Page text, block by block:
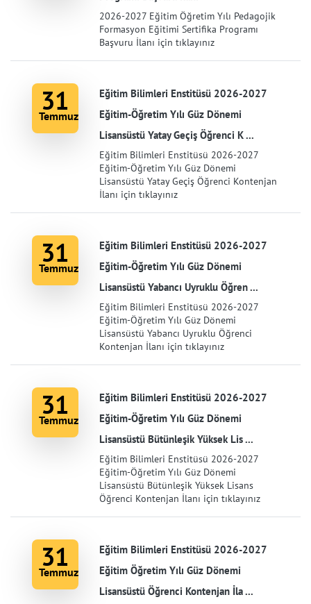
2026-2027 Eğitim Öğretim Yılı Pedagojik
Formasyon Eğitimi Sertifika Programı
Başvuru İlanı için tıklayınız
31
Temmuz
Eğitim Bilimleri Enstitüsü 2026-2027
Eğitim-Öğretim Yılı Güz Dönemi
Lisansüstü Yatay Geçiş Öğrenci K ...
Eğitim Bilimleri Enstitüsü 2026-2027
Eğitim-Öğretim Yılı Güz Dönemi
Lisansüstü Yatay Geçiş Öğrenci Kontenjan
İlanı için tıklayınız
31
Temmuz
Eğitim Bilimleri Enstitüsü 2026-2027
Eğitim-Öğretim Yılı Güz Dönemi
Lisansüstü Yabancı Uyruklu Öğren ...
Eğitim Bilimleri Enstitüsü 2026-2027
Eğitim-Öğretim Yılı Güz Dönemi
Lisansüstü Yabancı Uyruklu Öğrenci
Kontenjan İlanı için tıklayınız
31
Temmuz
Eğitim Bilimleri Enstitüsü 2026-2027
Eğitim-Öğretim Yılı Güz Dönemi
Lisansüstü Bütünleşik Yüksek Lis ...
Eğitim Bilimleri Enstitüsü 2026-2027
Eğitim-Öğretim Yılı Güz Dönemi
Lisansüstü Bütünleşik Yüksek Lisans
Öğrenci Kontenjan İlanı için tıklayınız
31
Temmuz
Eğitim Bilimleri Enstitüsü 2026-2027
Eğitim Öğretim Yılı Güz Dönemi
Lisansüstü Öğrenci Kontenjan İla ...